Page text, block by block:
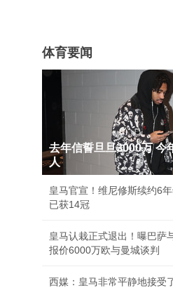
体育要闻
去年信誓旦旦3000万 今
人
皇马官宣！维尼修斯续约6
已获14冠
皇马认栽正式退出！曝巴萨
报价6000万欧与曼城谈判
西媒：皇马非常平静地接受